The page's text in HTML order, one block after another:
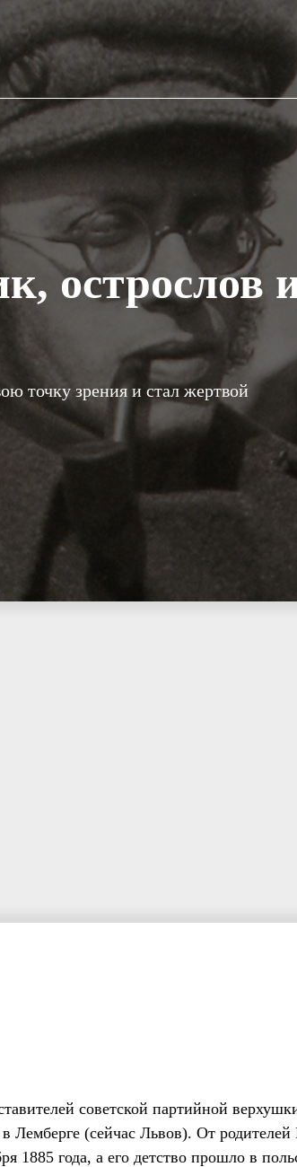
острослов
точку зрения и стал жертвой
советской партийной
Лемберге (сейчас Львов). От родителей
1885 года, а его детство прошло в